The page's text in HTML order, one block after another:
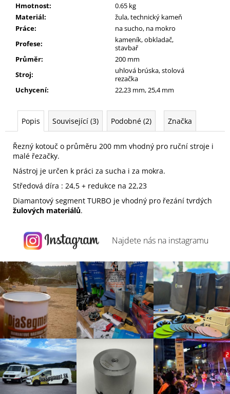
Hmotnost:
0.65 kg
Materiál:
žula, technický kameň
Práce:
na sucho, na mokro
Profese:
kameník, obkladač,
stavbař
Průměr:
200 mm
Stroj:
uhlová brúska, stolová
rezačka
Uchycení: 22,23 mm, 25,4 mm
Popis Související (3) Podobné (2) Značka
Řezný kotouč o průměru 200 mm vhodný pro ruční stroje i
malé řezačky.
Nástroj je určen k práci za sucha i za mokra.
Středová díra : 24,5 + redukce na 22,23
Diamantový segment TURBO je vhodný pro řezání tvrdých
žulových materiálů.
Najdete nás na instagramu